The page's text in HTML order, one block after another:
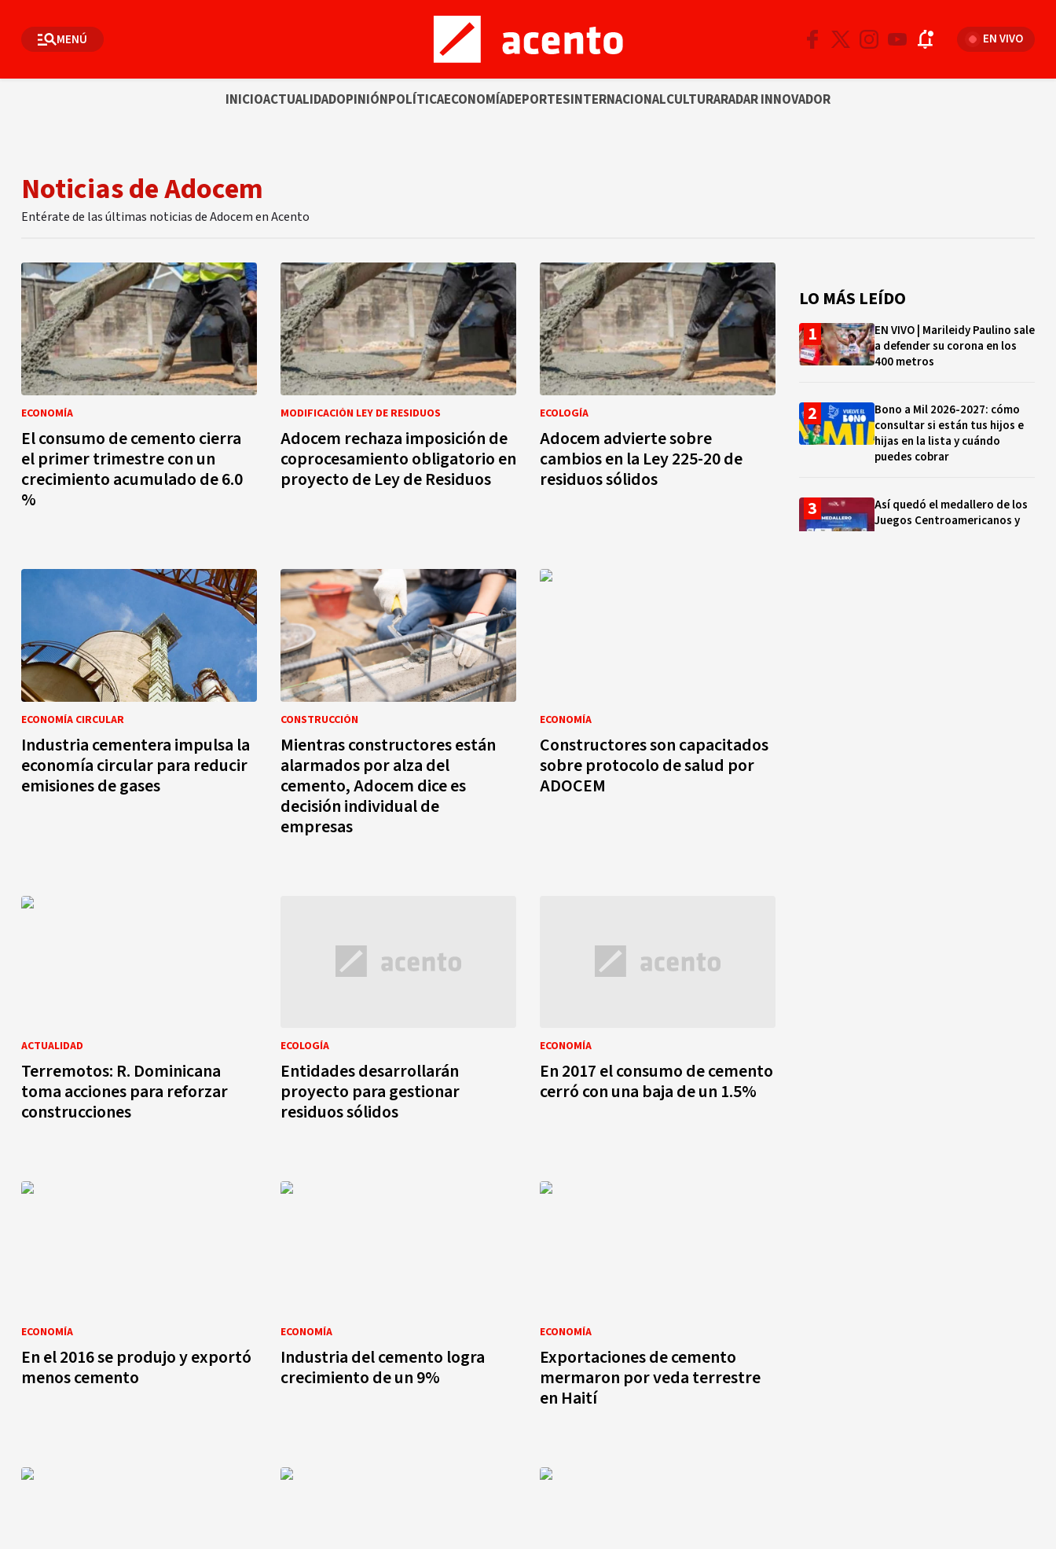
MENÚ EN VIVO
INICIOACTUALIDADOPINIÓNPOLÍTICAECONOMÍADEPORTESINTERNACIONALCULTURARADAR INNOVADOR
Noticias de Adocem
Entérate de las últimas noticias de Adocem en Acento
ECONOMÍA
El consumo de cemento cierra
el primer trimestre con un
crecimiento acumulado de 6.0
%
MODIFICACIÓN LEY DE RESIDUOS
Adocem rechaza imposición de
coprocesamiento obligatorio en
proyecto de Ley de Residuos
ECOLOGÍA
Adocem advierte sobre
cambios en la Ley 225-20 de
residuos sólidos
ECONOMÍA CIRCULAR
Industria cementera impulsa la
economía circular para reducir
emisiones de gases
CONSTRUCCIÓN
Mientras constructores están
alarmados por alza del
cemento, Adocem dice es
decisión individual de
empresas
ECONOMÍA
Constructores son capacitados
sobre protocolo de salud por
ADOCEM
ACTUALIDAD
Terremotos: R. Dominicana
toma acciones para reforzar
construcciones
ECOLOGÍA
Entidades desarrollarán
proyecto para gestionar
residuos sólidos
ECONOMÍA
En 2017 el consumo de cemento
cerró con una baja de un 1.5%
ECONOMÍA
En el 2016 se produjo y exportó
menos cemento
ECONOMÍA
Industria del cemento logra
crecimiento de un 9%
ECONOMÍA
Exportaciones de cemento
mermaron por veda terrestre
en Haití
LO MÁS LEÍDO
EN VIVO | Marileidy Paulino sale
a defender su corona en los
400 metros
Bono a Mil 2026-2027: cómo
consultar si están tus hijos e
hijas en la lista y cuándo
puedes cobrar
Así quedó el medallero de los
Juegos Centroamericanos y